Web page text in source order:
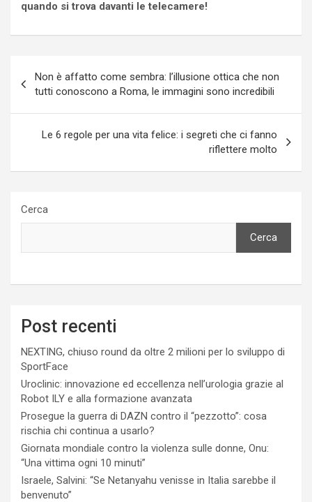
quando si trova davanti le telecamere!
articoli
Non è affatto come sembra: l’illusione ottica che non
tutti conoscono a Roma, le immagini sono incredibili
Le 6 regole per una vita felice: i segreti che ci fanno
riflettere molto
Cerca
Cerca
Post recenti
NEXTING, chiuso round da oltre 2 milioni per lo sviluppo di
SportFace
Uroclinic: innovazione ed eccellenza nell’urologia grazie al
Robot ILY e alla formazione avanzata
Prosegue la guerra di DAZN contro il “pezzotto”: cosa
rischia chi continua a usarlo?
Giornata mondiale contro la violenza sulle donne, Onu:
“Una vittima ogni 10 minuti”
Israele, Salvini: “Se Netanyahu venisse in Italia sarebbe il
benvenuto”